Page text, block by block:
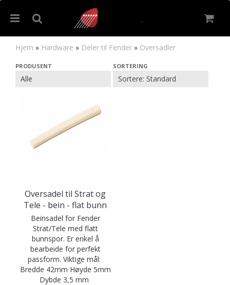
Hjem » Hardware » Deler til Fender » Oversadler
PRODUSENT SORTERING
Oversadler
Oversadel til Strat og
Tele - bein - flat bunn
Beinsadel for Fender
Strat/Tele med flatt
bunnspor. Er enkel å
bearbeide for perfekt
passform. Viktige mål:
Bredde 42mm Høyde 5mm
Dybde 3,5 mm